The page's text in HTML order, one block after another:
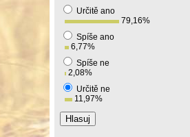
Určitě ano
79,16%
Spíše ano
6,77%
Spíše ne
2,08%
Určitě ne
11,97%